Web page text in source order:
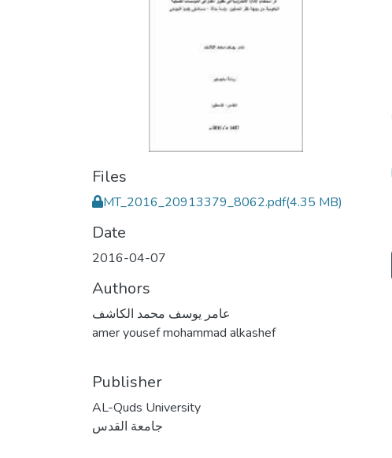
Files
MT_2016_20913379_8062.pdf(4.35 MB)
Date
2016-04-07
Authors
عامر يوسف محمد الكاشف
amer yousef mohammad alkashef
Publisher
AL-Quds University
جامعة القدس